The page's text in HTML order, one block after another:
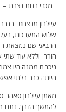
מכבי בנות נצרת – מ.ס עיילבון 3:0
עיילבון מנצחת
הרביעי שם נמצאת
הזרה וללא עוד
ניכרים ממנה היו
הייתה כבר בלתי
מאמן עיילבון סאהר
להמשך הדרך. נתנו